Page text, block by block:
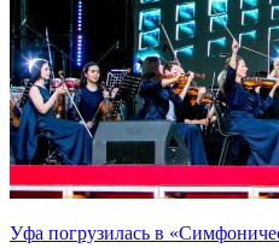
Уфа погрузилась в